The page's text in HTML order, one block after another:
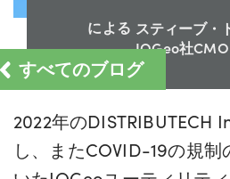
すべてのブログ
による スティーブ・
IQGeo社CMO
2022年の
し、またCOVID-19の規